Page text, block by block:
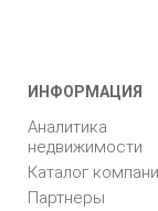
ИНФОРМАЦИЯ
Аналитика
недвижимости
Каталог
Партнеры